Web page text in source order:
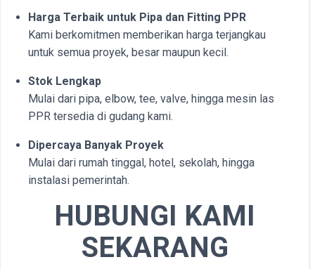
Harga Terbaik untuk Pipa dan Fitting PPR
Kami berkomitmen memberikan harga terjangkau
untuk semua proyek, besar maupun kecil.
Stok Lengkap
Mulai dari pipa, elbow, tee, valve, hingga mesin las
PPR tersedia di gudang kami.
Dipercaya Banyak Proyek
Mulai dari rumah tinggal, hotel, sekolah, hingga
instalasi pemerintah.
HUBUNGI KAMI
SEKARANG